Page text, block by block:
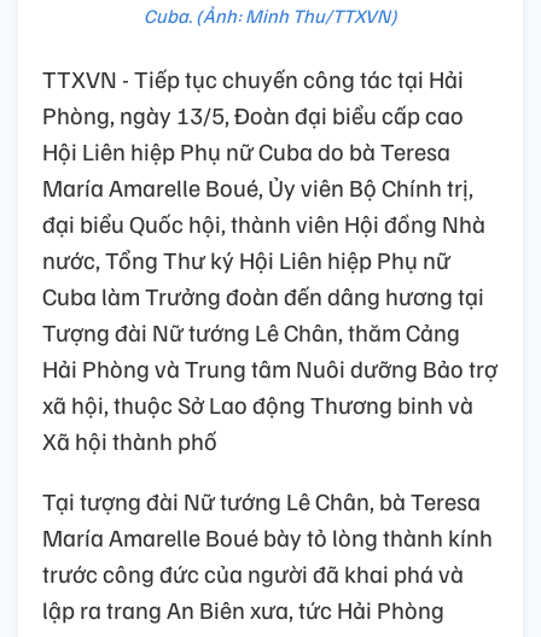
Cuba. (Ảnh: Minh Thu/TTXVN)
TTXVN - Tiếp tục chuyến công tác tại Hải
Phòng, ngày 13/5, Đoàn đại biểu cấp cao
Hội Liên hiệp Phụ nữ Cuba do bà Teresa
María Amarelle Boué, Ủy viên Bộ Chính trị,
đại biểu Quốc hội, thành viên Hội đồng Nhà
nước, Tổng Thư ký Hội Liên hiệp Phụ nữ
Cuba làm Trưởng đoàn đến dâng hương tại
Tượng đài Nữ tướng Lê Chân, thăm Cảng
Hải Phòng và Trung tâm Nuôi dưỡng Bảo trợ
xã hội, thuộc Sở Lao động Thương binh và
Xã hội thành phố
Tại tượng đài Nữ tướng Lê Chân, bà Teresa
María Amarelle Boué bày tỏ lòng thành kính
trước công đức của người đã khai phá và
lập ra trang An Biên xưa, tức Hải Phòng